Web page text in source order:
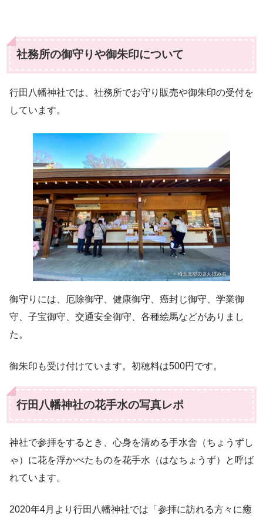
社務所の御守りや御朱印について
行田八幡神社では、社務所でお守り販売や御朱印の受付を
しています。
御守りには、厄除御守、健康御守、癌封じ御守、学業御
守、子宝御守、交通安全御守、各種絵馬などがありまし
た。
御朱印も受け付けています。初穂料は500円です。
行田八幡神社の花手水の写真レポ
神社で参拝をするとき、心身を清める手水舎（ちょうずし
ゃ）に花を浮かべたものを花手水（はなちょうず）と呼ば
れています。
2020年4月より行田八幡神社では「参拝に訪れる方々に癒